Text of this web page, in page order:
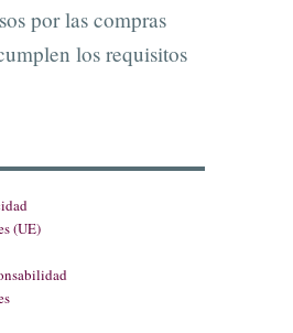
por las compras
los requisitos
(UE)